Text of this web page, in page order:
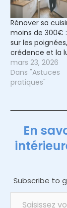
Rénover sa
moins de 300€
sur les
crédence et la
mars 23, 2026
Dans "Astuces
pratiques"
En
Subscribe to
Saisissez votre adresse e-mail…